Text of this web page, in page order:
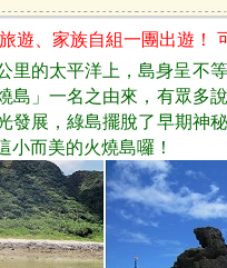
遊、家族自組一團出遊！
里的太平洋上，島身呈不
島」一名之由來，有眾多
發展，綠島擺脫了早期神
小而美的火燒島囉！